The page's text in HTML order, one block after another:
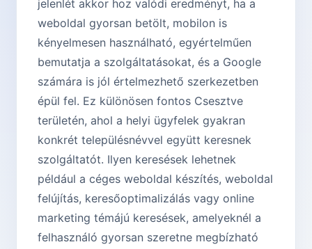
jelenlét akkor hoz valódi eredményt, ha a
weboldal gyorsan betölt, mobilon is
kényelmesen használható, egyértelműen
bemutatja a szolgáltatásokat, és a Google
számára is jól értelmezhető szerkezetben
épül fel. Ez különösen fontos Csesztve
területén, ahol a helyi ügyfelek gyakran
konkrét településnévvel együtt keresnek
szolgáltatót. Ilyen keresések lehetnek
például a céges weboldal készítés, weboldal
felújítás, keresőoptimalizálás vagy online
marketing témájú keresések, amelyeknél a
felhasználó gyorsan szeretne megbízható